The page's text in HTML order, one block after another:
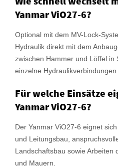
Yanmar ViO27-6?
Optional mit dem MV-Lock-
Hydraulik direkt mit dem
zwischen Hammer und Löffel in
einzelne
Für welche Einsätze
Yanmar ViO27-6?
Der Yanmar ViO27-6 eignet
und Leitungsbau,
Landschaftsbau sowie Arbeiten
und Mauern.